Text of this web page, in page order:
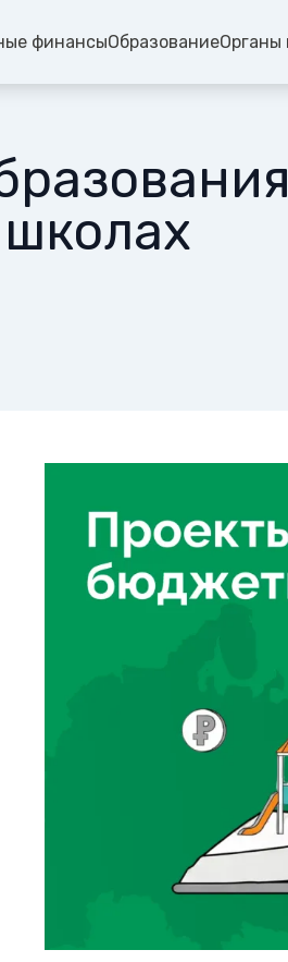
финансыОбразованиеОрганы